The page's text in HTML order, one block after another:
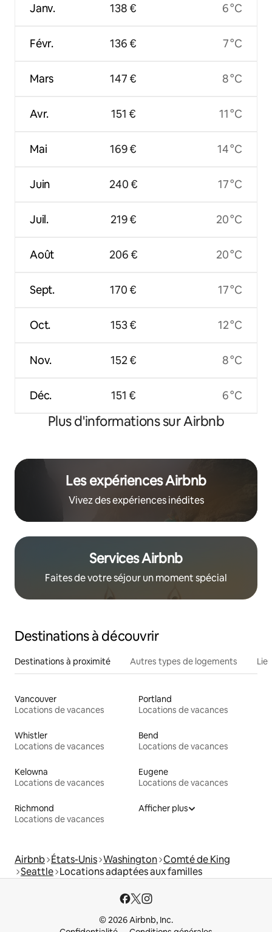
Janv.
Févr.
Mars
Avr.
Mai
Juin
Juil.
Août
Sept.
Oct.
Nov.
Déc.
138 €
136 €
147 €
151 €
169 €
240 €
219 €
206 €
170 €
153 €
152 €
151 €
6 °C
7 °C
8 °C
11 °C
14 °C
17 °C
20 °C
20 °C
17 °C
12 °C
8 °C
6 °C
Plus d'informations sur Airbnb
Les expériences Airbnb
Vivez des expériences inédites
Services Airbnb
Faites de votre séjour un moment spécial
Destinations à découvrir
Destinations à proximité Autres types de logements
Vancouver
Locations de vacances
Portland
Locations de vacances
Whistler
Locations de vacances
Bend
Locations de vacances
Kelowna
Locations de vacances
Eugene
Locations de vacances
Richmond
Locations de vacances
Afficher plus
Airbnb États-Unis Washington Comté de King
Seattle Locations adaptées aux familles
© 2026 Airbnb, Inc.